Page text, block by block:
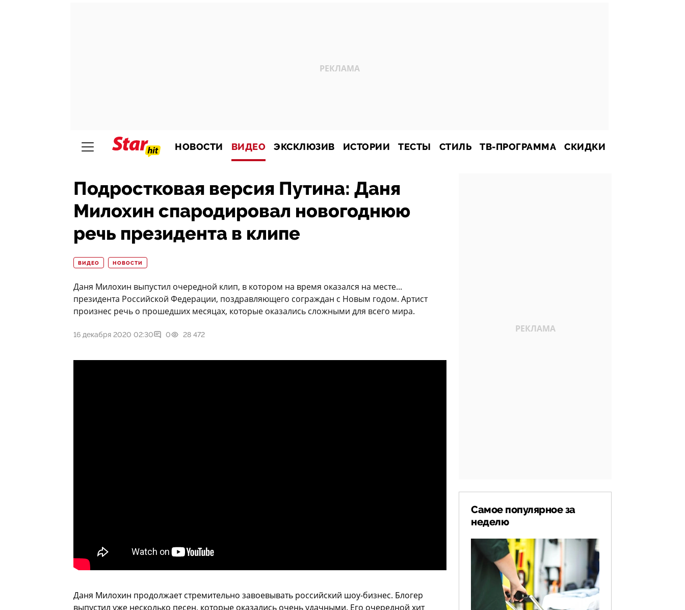
НОВОСТИ ВИДЕО ЭКСКЛЮЗИВ ИСТОРИИ ТЕСТЫ СТИЛЬ ТВ-ПРОГРАММА СКИДКИ
Подростковая версия Путина: Даня
Милохин спародировал новогоднюю
речь президента в клипе
ВИДЕО НОВОСТИ
Даня Милохин выпустил очередной клип, в котором на время оказался на месте...
президента Российской Федерации, поздравляющего сограждан с Новым годом. Артист
произнес речь о прошедших месяцах, которые оказались сложными для всего мира.
16 декабря 2020 02:30 0 28 472
Даня Милохин продолжает стремительно завоевывать российский шоу-бизнес. Блогер
выпустил уже несколько песен, которые оказались очень удачными. Его очередной хит
Самое популярное за
неделю